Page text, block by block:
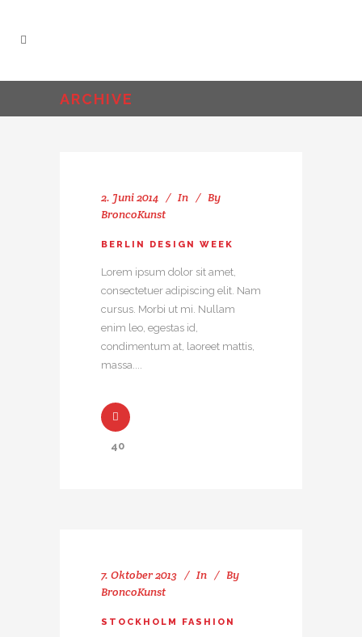
ARCHIVE
2. Juni 2014 In
By
BroncoKunst
BERLIN DESIGN WEEK
Lorem ipsum dolor sit amet,
consectetuer adipiscing elit. Nam
cursus. Morbi ut mi. Nullam
enim leo, egestas id,
condimentum at, laoreet mattis,
massa....
40
7. Oktober 2013 In
By
BroncoKunst
STOCKHOLM FASHION